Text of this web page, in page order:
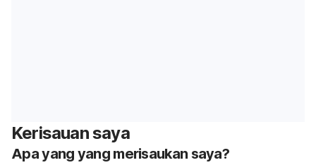
Kerisauan saya
Apa yang yang merisaukan saya?